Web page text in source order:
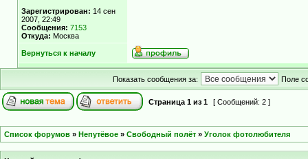
Зарегистрирован: 14 сен
2007, 22:49
Сообщения: 7153
Откуда: Москва
Вернуться к началу
Показать сообщения за: Поле
Страница 1 из 1 [ Сообщений: 2 ]
Список форумов » Непутёвое » Свободный полёт » Уголок фотолюбителя